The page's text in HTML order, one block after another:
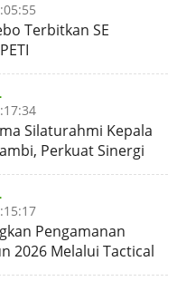
Terbitkan SE
Silaturahmi Kepala
Perkuat Sinergi
Pengamanan
2026 Melalui Tactical